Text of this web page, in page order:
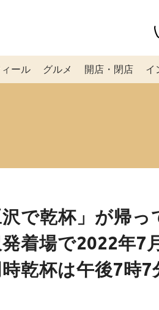
ール グルメ 開店・閉店 イ
沢で乾杯」が帰
着場で2022年7
乾杯は午後7時7